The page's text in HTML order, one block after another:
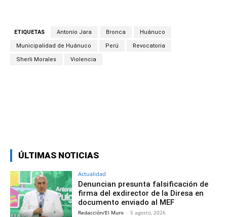
ETIQUETAS Antonio Jara Bronca Huánuco
Municipalidad de Huánuco Perú Revocatoria
Sherli Morales Violencia
ÚLTIMAS NOTICIAS
Actualidad
Denuncian presunta falsificación de
firma del exdirector de la Diresa en
documento enviado al MEF
Redacción/El Muro - 5 agosto, 2026